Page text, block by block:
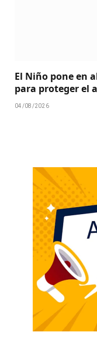
El Niño pone en
para proteger el
04/08/2026